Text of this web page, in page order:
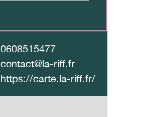
0608515477
contact@la-riff.fr
https://carte.la-riff.fr/